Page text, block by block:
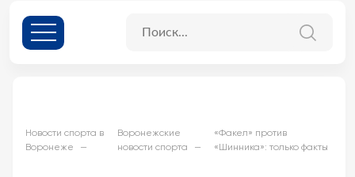
Новости спорта в
Воронеже
Воронежские
новости спорта
«Факел» против
«Шинника»: только факты